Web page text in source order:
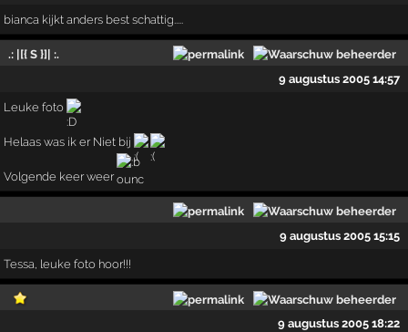
bianca kijkt anders best schattig.....
.: |[{ S }]| :.
9 augustus 2005 14:57
Leuke foto
Helaas was ik er Niet bij
Volgende keer weer
9 augustus 2005 15:15
Tessa, leuke foto hoor!!!
9 augustus 2005 18:22